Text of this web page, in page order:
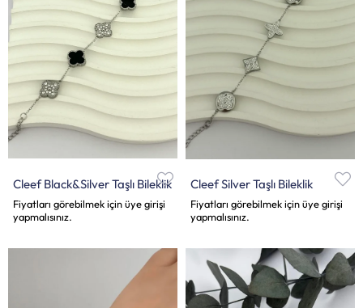
Cleef Black&Silver Taşlı Bileklik
Fiyatları görebilmek için üye girişi
yapmalısınız.
Cleef Silver Taşlı Bileklik
Fiyatları görebilmek için üye girişi
yapmalısınız.